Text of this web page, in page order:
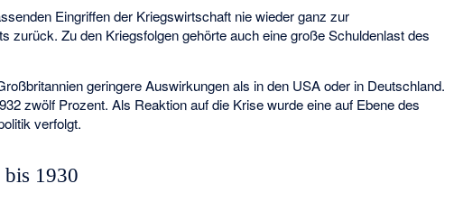
Eingriffen der Kriegswirtschaft nie wieder ganz zur
zurück. Zu den Kriegsfolgen gehörte auch eine große Schuldenlast des
geringere Auswirkungen als in den USA oder in Deutschland.
zwölf Prozent. Als Reaktion auf die Krise wurde eine auf Ebene des
verfolgt.
1930